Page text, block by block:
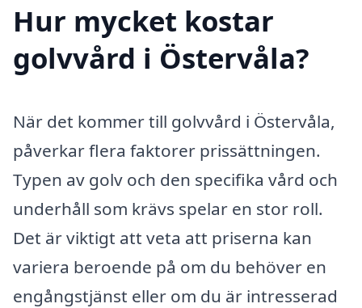
Hur mycket kostar
golvvård i Östervåla?
När det kommer till golvvård i Östervåla,
påverkar flera faktorer prissättningen.
Typen av golv och den specifika vård och
underhåll som krävs spelar en stor roll.
Det är viktigt att veta att priserna kan
variera beroende på om du behöver en
engångstjänst eller om du är intresserad